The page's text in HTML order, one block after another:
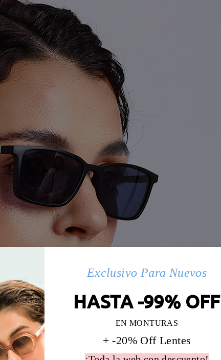
Exclusivo Para Nuevos
HASTA -99% OFF
EN MONTURAS
+ -20% Off Lentes